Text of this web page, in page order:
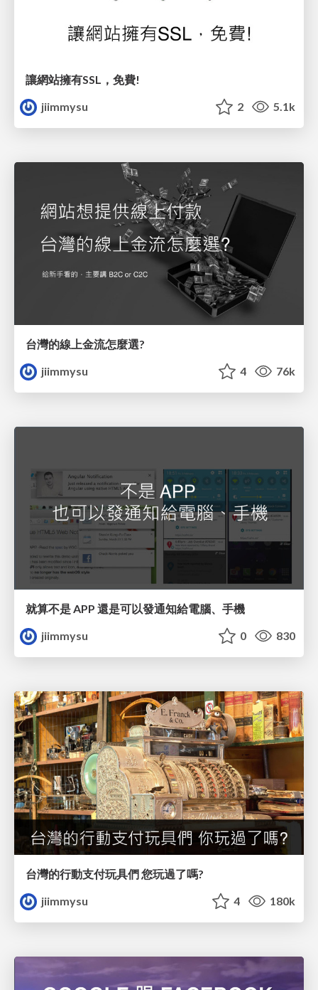
讓網站擁有SSL，免費!
jiimmysu
2 5.1k
台灣的線上金流怎麼選?
jiimmysu
4 76k
就算不是 APP 還是可以發通知給電腦、手機
jiimmysu
0 830
台灣的行動支付玩具們 您玩過了嗎?
jiimmysu
4 180k